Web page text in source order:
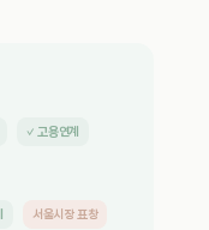
✓ 고용연계
서울시장 표창